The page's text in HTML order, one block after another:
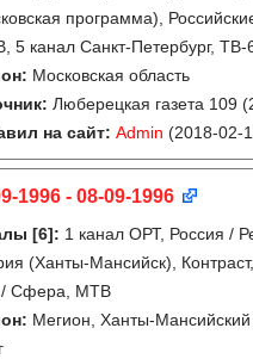
программа),
5 канал Санкт-Петербург, ТВ-
Московская область
Люберецкая газета 109
на сайт: Admin (2018-02-
1996 - 08-09-1996
[6]: 1 канал ОРТ, Россия /
(Ханты-Мансийск),
Сфера, МТВ
Мегион, Ханты-